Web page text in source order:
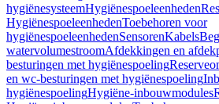
hygiënesysteemHygiënespoeleenheden
HygiënespoeleenhedenToebehoren voor
hygiënespoeleenhedenSensorenKabels
watervolumestroomAfdekkingen en
besturingen met hygiënespoeling
en wc-besturingen met hygiënespoeling
hygiënespoelingHygiëne-inbouwmodules